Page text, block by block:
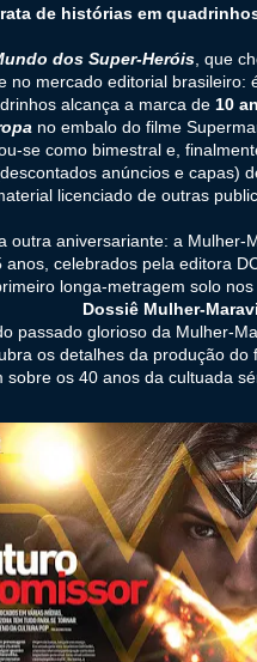
de histórias em
dos Super-Heróis , que
no mercado editorial
alcança a marca de 10
no embalo do filme
se como bimestral e,
anúncios e capas)
licenciado de outras
outra aniversariante: a
celebrados pela editora
longa-metragem solo
Dossiê Mulher-
passado glorioso da Mulher-
os detalhes da produção
os 40 anos da cultuada